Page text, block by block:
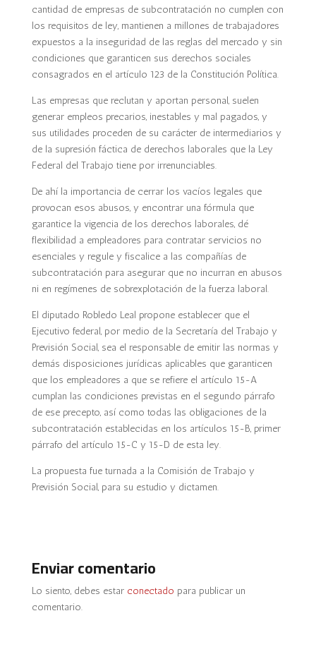
cantidad de empresas de subcontratación no cumplen con
los requisitos de ley, mantienen a millones de trabajadores
expuestos a la inseguridad de las reglas del mercado y sin
condiciones que garanticen sus derechos sociales
consagrados en el artículo 123 de la Constitución Política.
Las empresas que reclutan y aportan personal, suelen
generar empleos precarios, inestables y mal pagados, y
sus utilidades proceden de su carácter de intermediarios y
de la supresión fáctica de derechos laborales que la Ley
Federal del Trabajo tiene por irrenunciables.
De ahí la importancia de cerrar los vacíos legales que
provocan esos abusos, y encontrar una fórmula que
garantice la vigencia de los derechos laborales, dé
flexibilidad a empleadores para contratar servicios no
esenciales y regule y fiscalice a las compañías de
subcontratación para asegurar que no incurran en abusos
ni en regímenes de sobrexplotación de la fuerza laboral.
El diputado Robledo Leal propone establecer que el
Ejecutivo federal, por medio de la Secretaría del Trabajo y
Previsión Social, sea el responsable de emitir las normas y
demás disposiciones jurídicas aplicables que garanticen
que los empleadores a que se refiere el artículo 15-A
cumplan las condiciones previstas en el segundo párrafo
de ese precepto, así como todas las obligaciones de la
subcontratación establecidas en los artículos 15-B, primer
párrafo del artículo 15-C y 15-D de esta ley.
La propuesta fue turnada a la Comisión de Trabajo y
Previsión Social, para su estudio y dictamen.
Enviar comentario
Lo siento, debes estar conectado para publicar un
comentario.